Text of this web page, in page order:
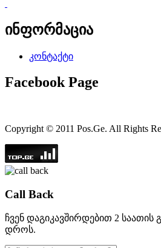
ინფორმაცია
კონტაქტი
Facebook Page
Copyright © 2011 Pos.Ge. All Rights
Call Back
ჩვენ დაგიკავშირდებით 2 საათის
დროს.